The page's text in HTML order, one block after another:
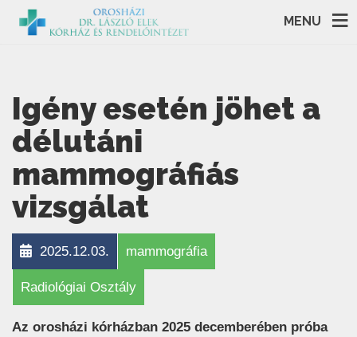
MENU
Igény esetén jöhet a
délutáni
mammográfiás
vizsgálat
2025.12.03. mammográfia
Radiológiai Osztály
Az orosházi kórházban 2025 decemberében próba